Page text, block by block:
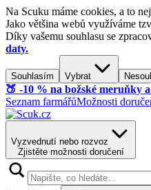
Na Scuku máme cookies, a to
Jako většina webů využíváme
Díky vašemu souhlasu se
daty.
Souhlasím Vybrat
🍑​ -10 % na božské meruňky
Seznam farmářůMožnosti
Vyzvednutí nebo rozvoz
Zjistěte možnosti doručení